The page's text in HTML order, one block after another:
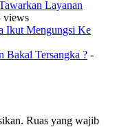
Layanan
views
Ikut Mengungsi Ke
Bakal Tersangka ? -
Ruas yang wajib